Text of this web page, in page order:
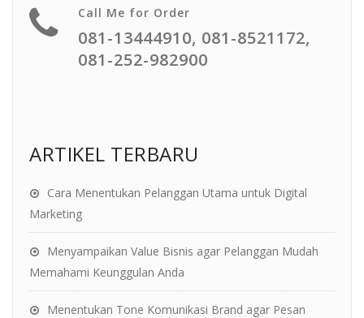
Call Me for Order
081-13444910, 081-8521172,
081-252-982900
ARTIKEL TERBARU
Cara Menentukan Pelanggan Utama untuk Digital
Marketing
Menyampaikan Value Bisnis agar Pelanggan Mudah
Memahami Keunggulan Anda
Menentukan Tone Komunikasi Brand agar Pesan